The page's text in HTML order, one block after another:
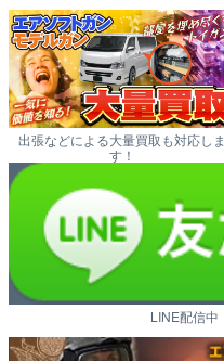
出張などによる大量買取も対応しま
す！
LINE配信